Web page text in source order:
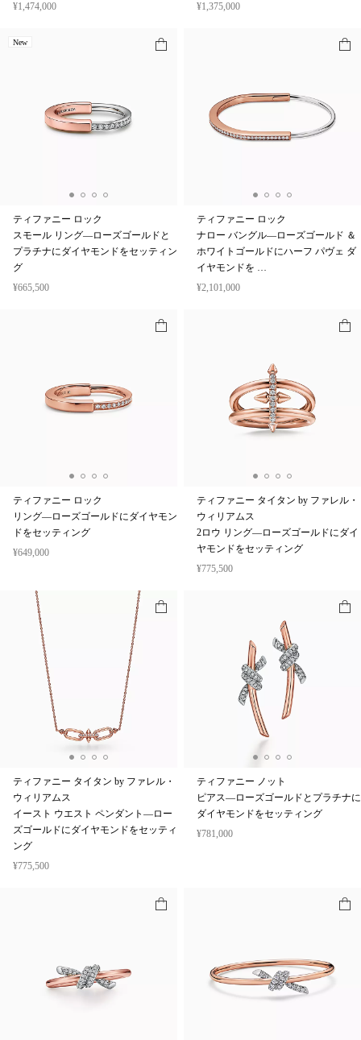
¥1,474,000
¥1,375,000
New
ティファニー ロック
スモール リング—ローズゴールドと
プラチナにダイヤモンドをセッティン
グ
¥665,500
ティファニー ロック
ナロー バングル—ローズゴールド ＆
ホワイトゴールドにハーフ パヴェ ダ
イヤモンドを …
¥2,101,000
ティファニー ロック
リング—ローズゴールドにダイヤモン
ドをセッティング
¥649,000
ティファニー タイタン by ファレル・
ウィリアムス
2ロウ リング—ローズゴールドにダイ
ヤモンドをセッティング
¥775,500
ティファニー タイタン by ファレル・
ウィリアムス
イースト ウエスト ペンダント—ロー
ズゴールドにダイヤモンドをセッティ
ング
¥775,500
ティファニー ノット
ピアス—ローズゴールドとプラチナに
ダイヤモンドをセッティング
¥781,000